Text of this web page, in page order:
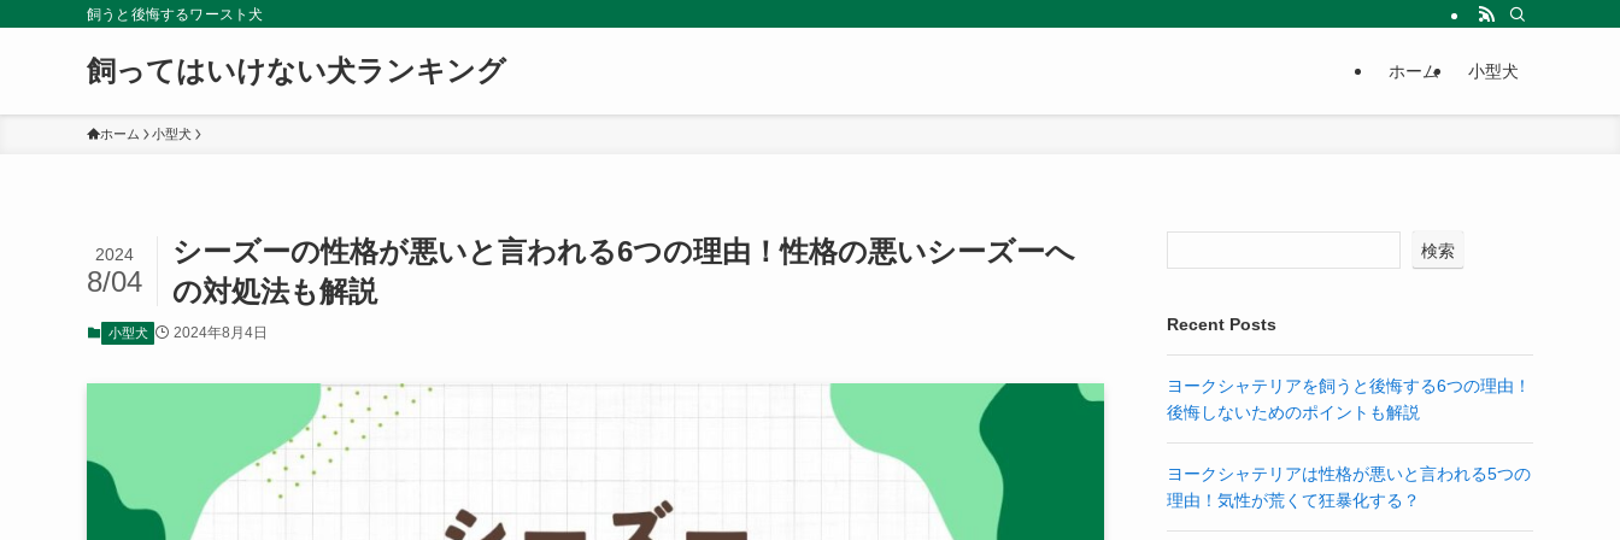
飼うと後悔するワースト犬
飼ってはいけない犬ランキング ホーム 小型犬
ホーム 小型犬
シーズーの性格が悪いと言われる6つの理由！性格の悪いシーズーへ
の対処法も解説
2024
8/04
小型犬 2024年8月4日
検索
Recent Posts
ヨークシャテリアを飼うと後悔する6つの理由！
後悔しないためのポイントも解説
ヨークシャテリアは性格が悪いと言われる5つの
理由！気性が荒くて狂暴化する？